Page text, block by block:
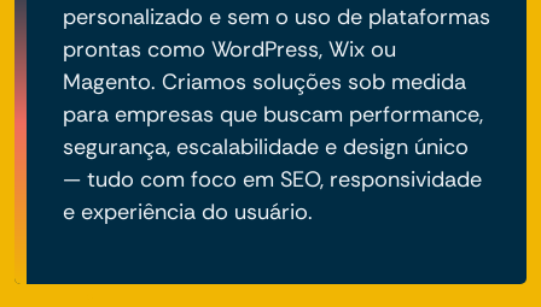
personalizado e sem o uso de plataformas
prontas como WordPress, Wix ou
Magento. Criamos soluções sob medida
para empresas que buscam performance,
segurança, escalabilidade e design único
— tudo com foco em SEO, responsividade
e experiência do usuário.